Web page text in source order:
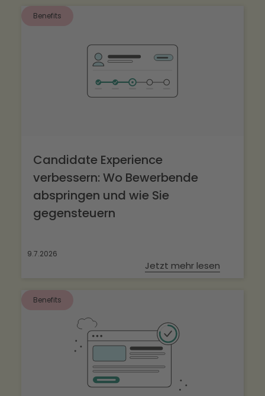
Vorteile ermöglicht.
hingegen oft zusätzliche Bereitstellungs- und
Aufladegebühren sowie einen höheren
Verwaltungsaufwand.
Benefits
Candidate Experience
verbessern: Wo Bewerbende
abspringen und wie Sie
gegensteuern
9.7.2026
Jetzt mehr lesen
Benefits